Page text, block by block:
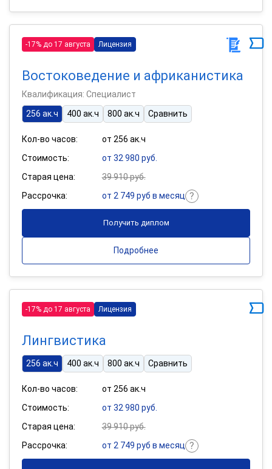
-17% до 17 августа Лицензия
Востоковедение и африканистика
Квалификация: Специалист
256 ак.ч
400 ак.ч 800 ак.ч Сравнить
Кол-во часов:
от 256 ак.ч
Стоимость:
от 32 980 руб.
Старая цена:
39 910 руб.
Рассрочка:
от 2 749 руб в месяц
Получить диплом
Подробнее
-17% до 17 августа Лицензия
Лингвистика
256 ак.ч 400 ак.ч 800 ак.ч Сравнить
Кол-во часов:
от 256 ак.ч
Стоимость:
от 32 980 руб.
Старая цена:
39 910 руб.
Рассрочка:
от 2 749 руб в месяц